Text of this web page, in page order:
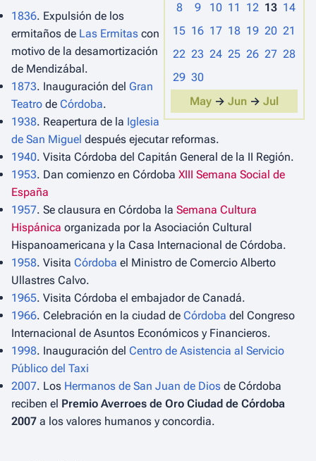
8
9 10 11 12 13 14
15 16 17 18 19 20 21
22 23 24 25 26 27 28
29 30
May → Jun → Jul
1836. Expulsión de los
ermitaños de Las Ermitas con
motivo de la desamortización
de Mendizábal.
1873. Inauguración del Gran
Teatro de Córdoba.
1938. Reapertura de la Iglesia
de San Miguel después ejecutar reformas.
1940. Visita Córdoba del Capitán General de la II Región.
1953. Dan comienzo en Córdoba XIII Semana Social de
España
1957. Se clausura en Córdoba la Semana Cultura
Hispánica organizada por la Asociación Cultural
Hispanoamericana y la Casa Internacional de Córdoba.
1958. Visita Córdoba el Ministro de Comercio Alberto
Ullastres Calvo.
1965. Visita Córdoba el embajador de Canadá.
1966. Celebración en la ciudad de Córdoba del Congreso
Internacional de Asuntos Económicos y Financieros.
1998. Inauguración del Centro de Asistencia al Servicio
Público del Taxi
2007. Los Hermanos de San Juan de Dios de Córdoba
reciben el Premio Averroes de Oro Ciudad de Córdoba
2007 a los valores humanos y concordia.